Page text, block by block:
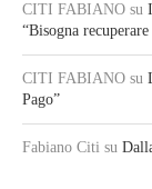
CITI FABIANO su
“Bisogna
CITI FABIANO su
Pago”
Fabiano Citi su